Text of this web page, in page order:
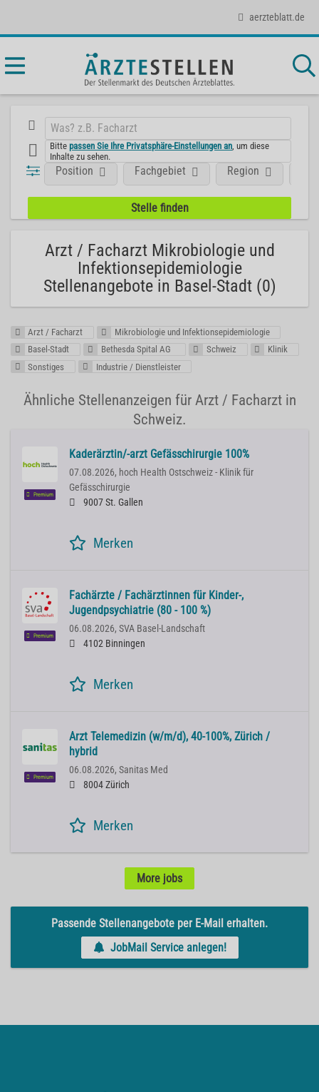
aerzteblatt.de
Bittepassen Sie Ihre Privatsphäre-Einstellungen an , um diese
Inhalte zu sehen.
Position Fachgebiet Region
Arzt / Facharzt Mikrobiologie und
Infektionsepidemiologie
Stellenangebote in Basel-Stadt (0)
Arzt / Facharzt
Mikrobiologie und Infektionsepidemiologie
Basel-Stadt
Bethesda Spital AG Schweiz
Klinik
Sonstiges
Industrie / Dienstleister
Ähnliche Stellenanzeigen für Arzt / Facharzt in
Schweiz.
Premium
Kaderärztin/-arzt Gefässchirurgie 100%
07.08.2026, hoch Health Ostschweiz - Klinik für
Gefässchirurgie
9007 St. Gallen
Merken
Premium
Fachärzte / Fachärztinnen für Kinder-,
Jugendpsychiatrie (80 - 100 %)
06.08.2026, SVA Basel-Landschaft
4102 Binningen
Merken
Premium
Arzt Telemedizin (w/m/d), 40-100%, Zürich /
hybrid
06.08.2026, Sanitas Med
8004 Zürich
Merken
More jobs
Passende Stellenangebote per E-Mail erhalten.
JobMail Service anlegen!